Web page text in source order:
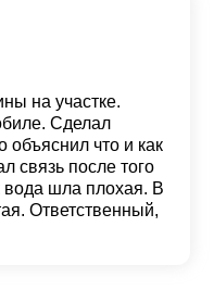
на участке.
Сделал
объяснил что и как
связь после того
вода шла плохая. В
Ответственный,